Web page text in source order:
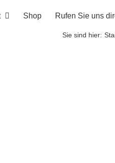
Shop Rufen Sie uns
Sie sind hier: